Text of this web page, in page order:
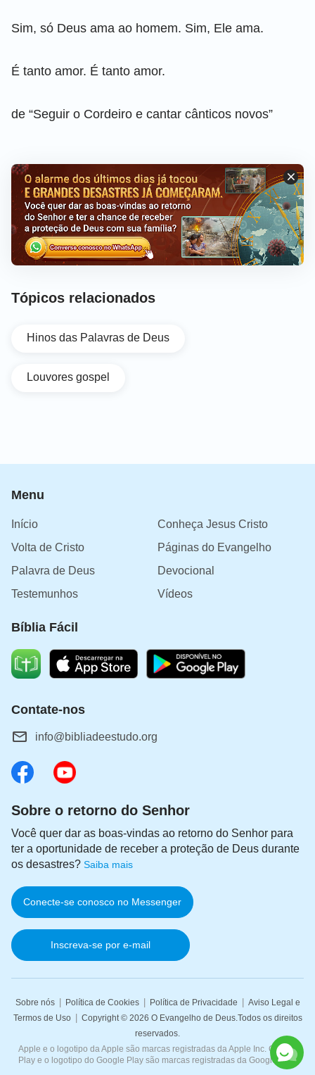
Sim, só Deus ama ao homem. Sim, Ele ama.
É tanto amor. É tanto amor.
de “Seguir o Cordeiro e cantar cânticos novos”
Tópicos relacionados
Hinos das Palavras de Deus
Louvores gospel
Menu
Início
Conheça Jesus Cristo
Volta de Cristo
Páginas do Evangelho
Palavra de Deus
Devocional
Testemunhos
Vídeos
Bíblia Fácil
Contate-nos
info@bibliadeestudo.org
Sobre o retorno do Senhor
Você quer dar as boas-vindas ao retorno do Senhor para
ter a oportunidade de receber a proteção de Deus durante
os desastres? Saiba mais
Conecte-se conosco no Messenger
Inscreva-se por e-mail
Sobre nós Política de Cookies Política de Privacidade
Aviso Legal e
Termos de Uso
Copyright © 2026 O Evangelho de Deus.Todos os direitos
reservados.
Apple e o logotipo da Apple são marcas registradas da Apple Inc. Google
Play e o logotipo do Google Play são marcas registradas da Google LLC.